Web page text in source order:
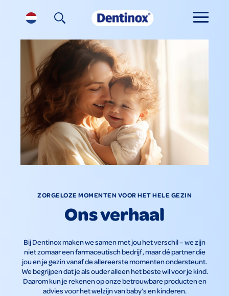
ZORGELOZE MOMENTEN VOOR HET HELE GEZIN
Ons verhaal
Bij Dentinox maken we samen met jou het verschil – we zijn
niet zomaar een farmaceutisch bedrijf, maar dé partner die
jou en je gezin vanaf de allereerste momenten ondersteunt.
We begrijpen dat je als ouder alleen het beste wil voor je kind.
Daarom kun je rekenen op onze betrouwbare producten en
advies voor het welzijn van baby’s en kinderen.